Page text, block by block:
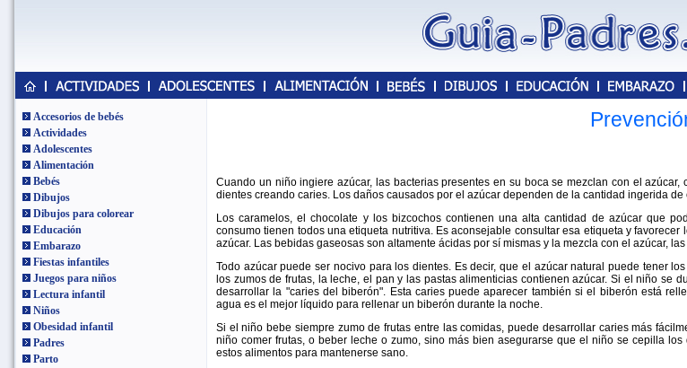
Accesorios de bebés
Actividades
Adolescentes
Alimentación
Bebés
Dibujos
Dibujos para colorear
Educación
Embarazo
Fiestas infantiles
Juegos para niños
Lectura infantil
Niños
Obesidad infantil
Padres
Parto
Cuando un niño ingiere azúcar, las bacterias presentes en su boca se mezclan con el
dientes creando caries. Los daños causados por el azúcar dependen de la cantidad ingerida
Los caramelos, el chocolate y los bizcochos contienen una alta cantidad de azúcar que
consumo tienen todos una etiqueta nutritiva. Es aconsejable consultar esa etiqueta y
azúcar. Las bebidas gaseosas son altamente ácidas por sí mismas y la mezcla con el azúcar,
Todo azúcar puede ser nocivo para los dientes. Es decir, que el azúcar natural puede tener
los zumos de frutas, la leche, el pan y las pastas alimenticias contienen azúcar. Si el niño se
desarrollar la "caries del biberón". Esta caries puede aparecer también si el biberón está
agua es el mejor líquido para rellenar un biberón durante la noche.
Si el niño bebe siempre zumo de frutas entre las comidas, puede desarrollar caries más
niño comer frutas, o beber leche o zumo, sino más bien asegurarse que el niño se cepilla
estos alimentos para mantenerse sano.